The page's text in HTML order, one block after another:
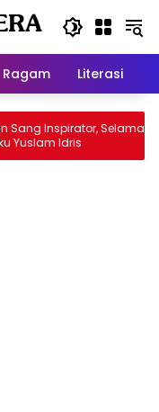
Ragam Literasi
Inspirator, Selamat
Idris